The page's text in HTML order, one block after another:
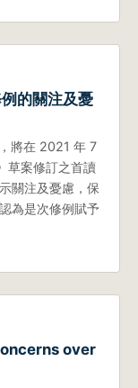
的關注及憂
將在 2021 年 7
草案修訂之首讀
關注及憂慮，保
為是次修例賦予
over